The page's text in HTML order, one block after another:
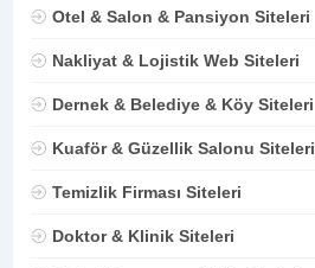
Otel & Salon & Pansiyon Siteleri
Nakliyat & Lojistik Web Siteleri
Dernek & Belediye & Köy Siteleri
Kuaför & Güzellik Salonu Siteleri
Temizlik Firması Siteleri
Doktor & Klinik Siteleri